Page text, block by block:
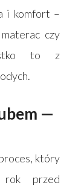
i komfort –
czy
to z
—
który
rok przed